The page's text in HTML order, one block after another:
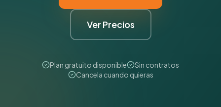
Ver Precios
Plan gratuito disponible
Sin contratos
Cancela cuando quieras